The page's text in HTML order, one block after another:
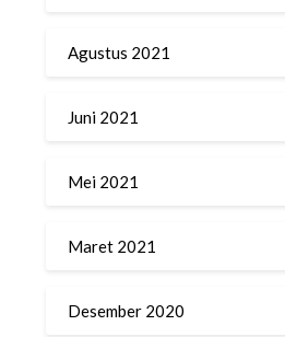
Agustus 2021
Juni 2021
Mei 2021
Maret 2021
Desember 2020